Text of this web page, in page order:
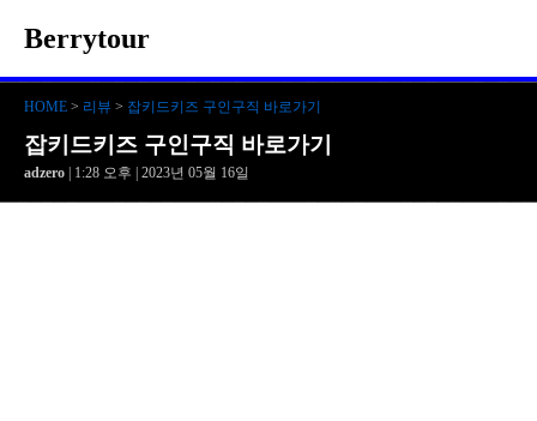
Berrytour
HOME > 리뷰 > 잡키드키즈 구인구직 바로가기
잡키드키즈 구인구직 바로가기
adzero | 1:28 오후 | 2023년 05월 16일